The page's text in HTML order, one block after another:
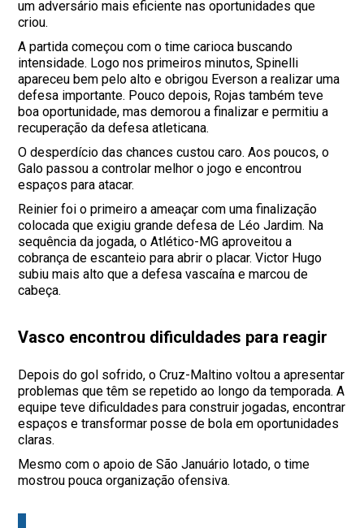
um adversário mais eficiente nas oportunidades que
criou.
A partida começou com o time carioca buscando
intensidade. Logo nos primeiros minutos, Spinelli
apareceu bem pelo alto e obrigou Everson a realizar uma
defesa importante. Pouco depois, Rojas também teve
boa oportunidade, mas demorou a finalizar e permitiu a
recuperação da defesa atleticana.
O desperdício das chances custou caro. Aos poucos, o
Galo passou a controlar melhor o jogo e encontrou
espaços para atacar.
Reinier foi o primeiro a ameaçar com uma finalização
colocada que exigiu grande defesa de Léo Jardim. Na
sequência da jogada, o Atlético-MG aproveitou a
cobrança de escanteio para abrir o placar. Victor Hugo
subiu mais alto que a defesa vascaína e marcou de
cabeça.
Vasco encontrou dificuldades para reagir
Depois do gol sofrido, o Cruz-Maltino voltou a apresentar
problemas que têm se repetido ao longo da temporada. A
equipe teve dificuldades para construir jogadas, encontrar
espaços e transformar posse de bola em oportunidades
claras.
Mesmo com o apoio de São Januário lotado, o time
mostrou pouca organização ofensiva.